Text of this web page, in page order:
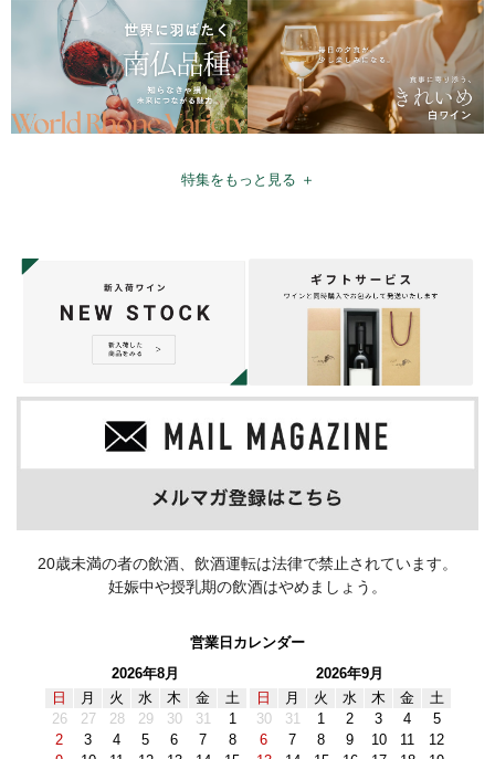
特集をもっと見る ＋
20歳未満の者の飲酒、飲酒運転は法律で禁止されています。
妊娠中や授乳期の飲酒はやめましょう。
営業日カレンダー
2026年8月
日
月 火 水 木 金
土
26
27 28 29 30 31
1
2
3 4 5 6 7
8
2026年9月
日
月 火 水 木 金
土
30
31 1 2 3 4
5
6
7 8 9 10 11
12